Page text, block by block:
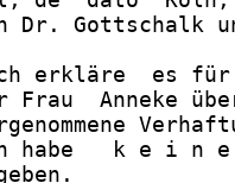
Dr. Gottschalk
erkläre  es
Frau  Anneke
habe   k e i n